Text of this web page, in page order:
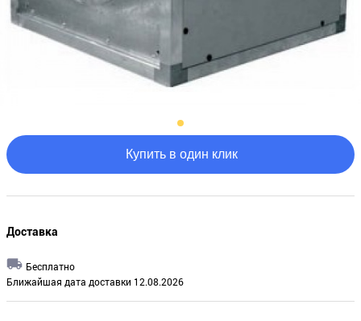
Купить в один клик
Доставка
Бесплатно
Ближайшая дата доставки 12.08.2026